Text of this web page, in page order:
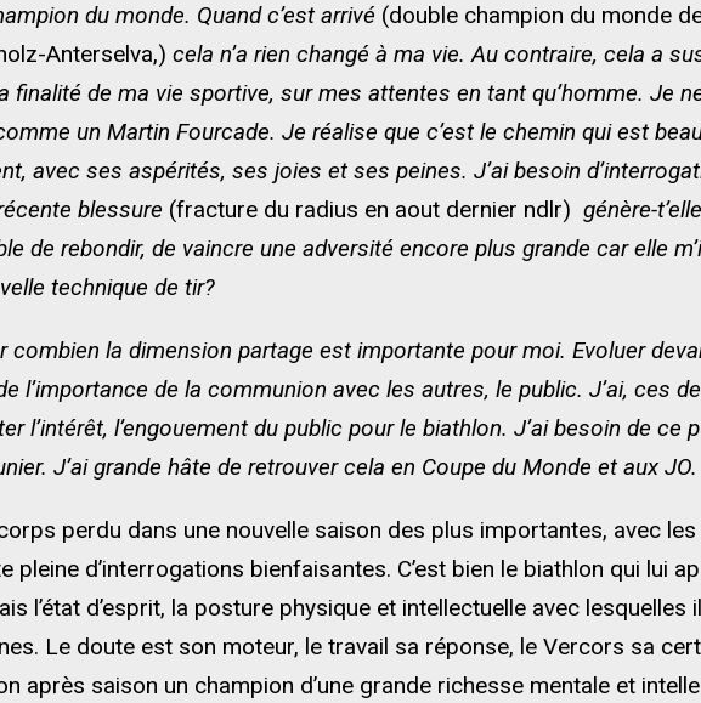
du monde. Quand c’est arrivé (double champion du monde
Anterselva,) cela n’a rien changé à ma vie. Au contraire, cela a
finalité de ma vie sportive, sur mes attentes en tant qu’homme. Je
un Martin Fourcade. Je réalise que c’est le chemin qui est
avec ses aspérités, ses joies et ses peines. J’ai besoin
blessure (fracture du radius en aout dernier ndlr) génère-
de rebondir, de vaincre une adversité encore plus grande car elle
technique de tir?
combien la dimension partage est importante pour moi. Evoluer
l’importance de la communion avec les autres, le public. J’ai, ces
l’intérêt, l’engouement du public pour le biathlon. J’ai besoin de ce
J’ai grande hâte de retrouver cela en Coupe du Monde et aux JO.
perdu dans une nouvelle saison des plus importantes, avec
pleine d’interrogations bienfaisantes. C’est bien le biathlon qui lui
l’état d’esprit, la posture physique et intellectuelle avec lesquelles
Le doute est son moteur, le travail sa réponse, le Vercors sa
après saison un champion d’une grande richesse mentale et